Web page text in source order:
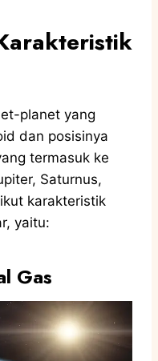
planet yang
dan posisinya
termasuk ke
Saturnus,
karakteristik
yaitu:
Gas